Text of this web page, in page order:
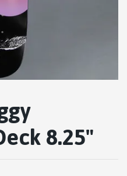
8.25"